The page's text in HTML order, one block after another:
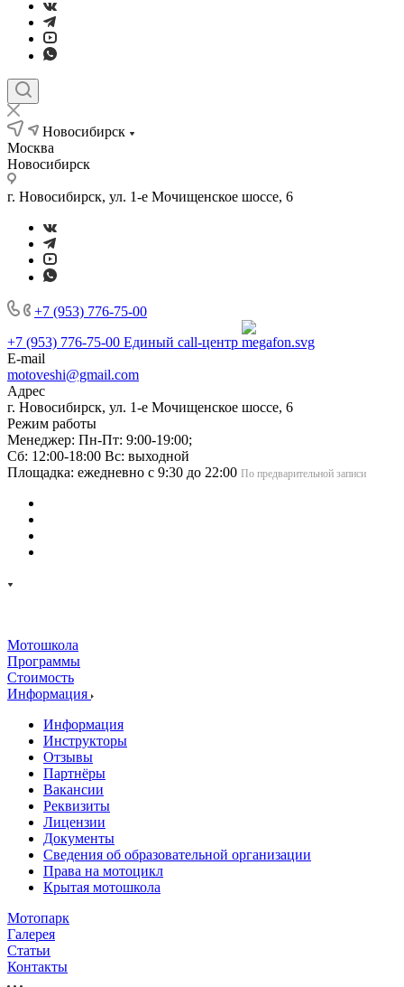
Новосибирск
Москва
Новосибирск
г. Новосибирск, ул. 1-е Мочищенское шоссе, 6
+7 (953) 776-75-00
+7 (953) 776-75-00 Единый call-центр
E-mail
motoveshi@gmail.com
Адрес
г. Новосибирск, ул. 1-е Мочищенское шоссе, 6
Режим работы
Менеджер: Пн-Пт: 9:00-19:00;
Сб: 12:00-18:00 Вс: выходной
Площадка: ежедневно с 9:30 до 22:00 По предварительной записи
Мотошкола
Программы
Стоимость
Информация
Информация
Инструкторы
Отзывы
Партнёры
Вакансии
Реквизиты
Лицензии
Документы
Сведения об образовательной организации
Права на мотоцикл
Крытая мотошкола
Мотопарк
Галерея
Статьи
Контакты